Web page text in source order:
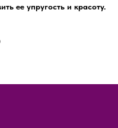
ее упругость и красоту.